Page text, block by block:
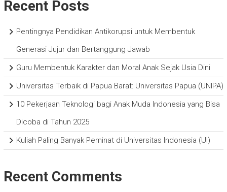
Recent Posts
Pentingnya Pendidikan Antikorupsi untuk Membentuk
Generasi Jujur dan Bertanggung Jawab
Guru Membentuk Karakter dan Moral Anak Sejak Usia Dini
Universitas Terbaik di Papua Barat: Universitas Papua (UNIPA)
10 Pekerjaan Teknologi bagi Anak Muda Indonesia yang Bisa
Dicoba di Tahun 2025
Kuliah Paling Banyak Peminat di Universitas Indonesia (UI)
Recent Comments